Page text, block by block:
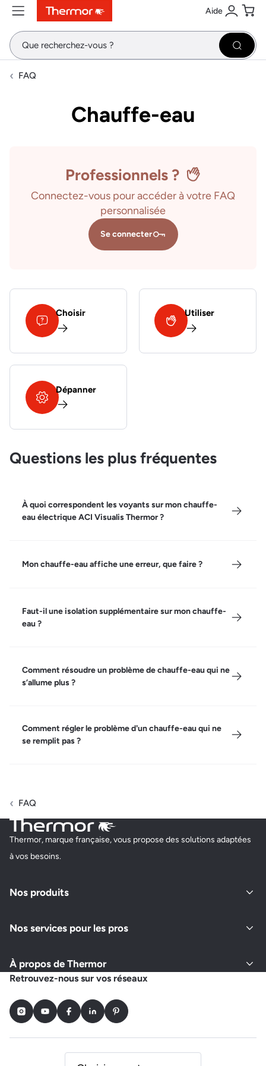
ContenuMenuRecherche Aide
Se
FAQ
Chauffe-eau
Professionnels ?
Connectez-vous pour accéder à votre FAQ
personnalisée
Se connecter
Choisir Utiliser
Dépanner
Questions les plus fréquentes
À quoi correspondent les voyants sur mon chauffe-
eau électrique ACI Visualis Thermor ?
Mon chauffe-eau affiche une erreur, que faire ?
Faut-il une isolation supplémentaire sur mon chauffe-
eau ?
Comment résoudre un problème de chauffe-eau qui ne
s’allume plus ?
Comment régler le problème d'un chauffe-eau qui ne
se remplit pas ?
FAQ
Thermor, marque française, vous propose des solutions adaptées
à vos besoins.
Nos produits
Nos services pour les pros
À propos de Thermor
Retrouvez-nous sur vos réseaux
InstagramYoutubeFacebookLinkedInPinterest